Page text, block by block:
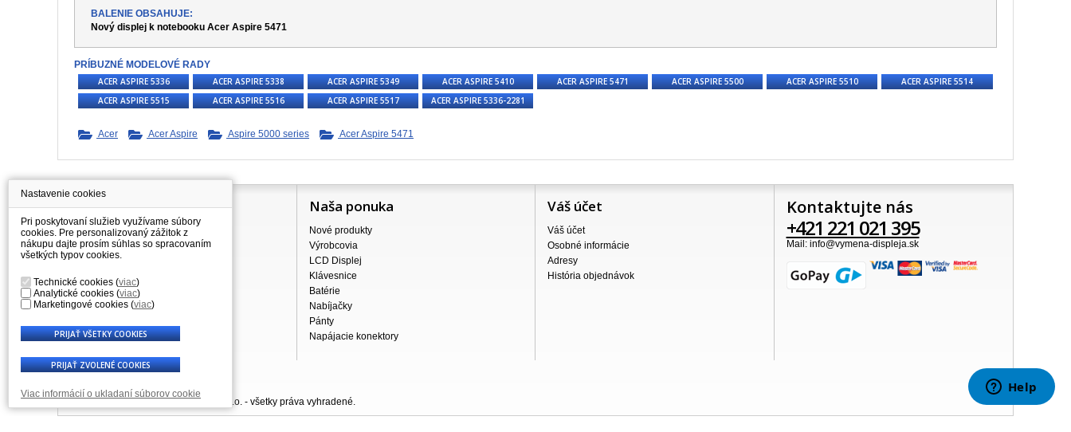
BALENIE OBSAHUJE:
Nový displej k notebooku Acer Aspire 5471
PRÍBUZNÉ MODELOVÉ RADY
ACER ASPIRE 5336
ACER ASPIRE 5338 ACER ASPIRE 5349 ACER ASPIRE 5410 ACER ASPIRE 5471 ACER ASPIRE 5500 ACER ASPIRE 5510
ACER ASPIRE 5514
ACER ASPIRE 5515
ACER ASPIRE 5516 ACER ASPIRE 5517 ACER ASPIRE 5336-2281
Acer Acer Aspire Aspire 5000 series Acer Aspire 5471
Information
Všetko o nákupe
Ceny dopravného
Veľkoobchod
Reklamačný poriadok
Obchodné podmienky
Spracovanie osobných údajov
Naša ponuka
Nové produkty
Výrobcovia
LCD Displej
Klávesnice
Batérie
Nabíjačky
Pánty
Napájacie konektory
Váš účet
Váš účet
Osobné informácie
Adresy
História objednávok
Kontaktujte nás
+421 221 021 395
Mail: info@vymena-displeja.sk
© 2007 - 2026 Výměna-displeje.cz s.r.o. - všetky práva vyhradené.
Nastavenie cookies
Pri poskytovaní služieb využívame súbory
cookies. Pre personalizovaný zážitok z
nákupu dajte prosím súhlas so spracovaním
všetkých typov cookies.
Technické cookies (viac)
Analytické cookies (viac)
Marketingové cookies (viac)
Viac informácií o ukladaní súborov cookie